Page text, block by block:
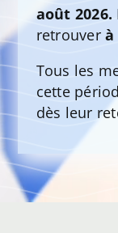
août 2026.
retrouverà
Tous les
cette
dès leur